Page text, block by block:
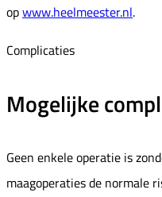
opwww.heelmeester.nl.
Complicaties
Mogelijke
Geen enkele operatie is
maagoperaties de normale